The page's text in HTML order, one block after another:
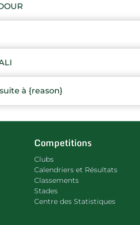
à {reason}
Competitions
Clubs
Calendriers et Résultats
Classements
Stades
Centre des Statistiques